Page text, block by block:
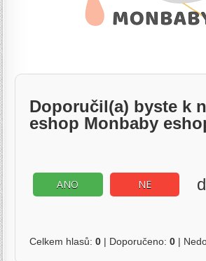
Doporučil(a) byste k
eshop Monbaby
ANO NE
Celkem hlasů:0 | Doporučeno:0 |